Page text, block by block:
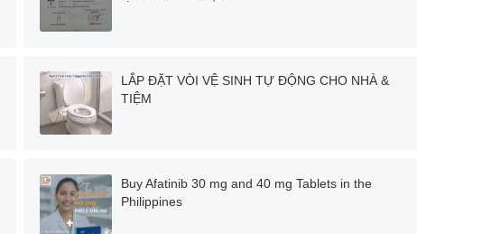
LẮP ĐẶT VÒI VỆ SINH TỰ ĐỘNG CHO NHÀ &
TIỆM
Buy Afatinib 30 mg and 40 mg Tablets in the
Philippines